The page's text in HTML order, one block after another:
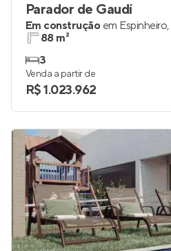
Parador de Gaudí
Em construção em Espinheiro,
88 m²
3
Venda a partir de
R$ 1.023.962